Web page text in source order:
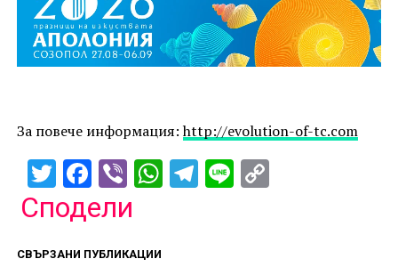
За повече информация:http://evolution-of-tc.com
Twitter
Facebook
ViberWhatsApp
Telegram
LineCopy
Сподели
СВЪРЗАНИ ПУБЛИКАЦИИ